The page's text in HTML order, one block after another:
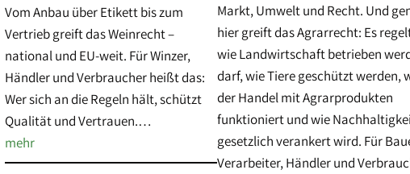
Vom Anbau über Etikett bis zum
Vertrieb greift das Weinrecht –
national und EU-weit. Für Winzer,
Händler und Verbraucher heißt das:
Wer sich an die Regeln hält, schützt
Qualität und Vertrauen.…
mehr
Markt, Umwelt und Recht. Und
hier greift das Agrarrecht: Es
wie Landwirtschaft betrieben
darf, wie Tiere geschützt werden,
der Handel mit Agrarprodukten
funktioniert und wie
gesetzlich verankert wird. Für
Verarbeiter, Händler und